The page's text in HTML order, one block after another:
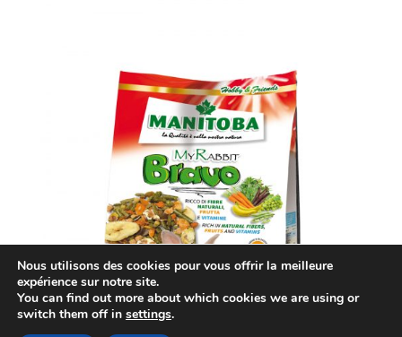
Nous utilisons des cookies pour vous offrir la meilleure
expérience sur notre site.
You can find out more about which cookies we are using or
switch them off in settings.